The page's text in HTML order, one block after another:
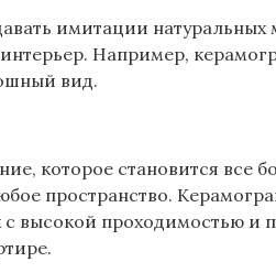
имитации
Например,
вид.
которое становится все
пространство.
проходимостью и